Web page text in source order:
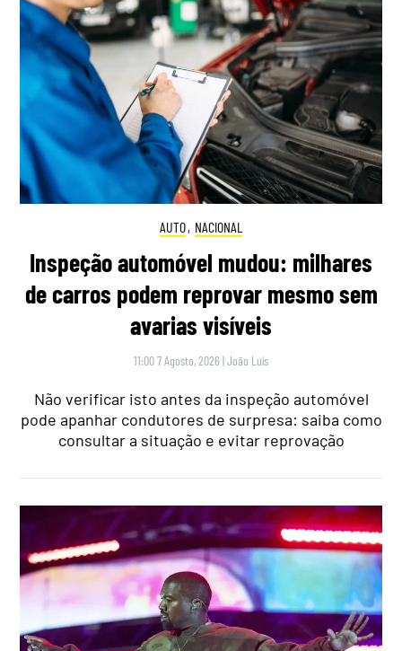
AUTO, NACIONAL
Inspeção automóvel mudou: milhares
de carros podem reprovar mesmo sem
avarias visíveis
11:00 7 Agosto, 2026 |João Luís
Não verificar isto antes da inspeção automóvel
pode apanhar condutores de surpresa: saiba como
consultar a situação e evitar reprovação